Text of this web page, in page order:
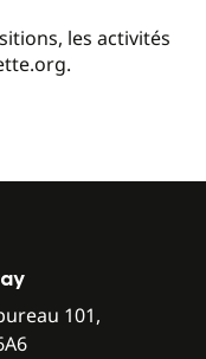
les activités
101,